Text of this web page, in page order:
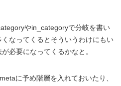
やin_categoryで分岐を書い
なってくるとそういうわけにもい
必要になってくるかなと。
に予め階層を入れておいたり、